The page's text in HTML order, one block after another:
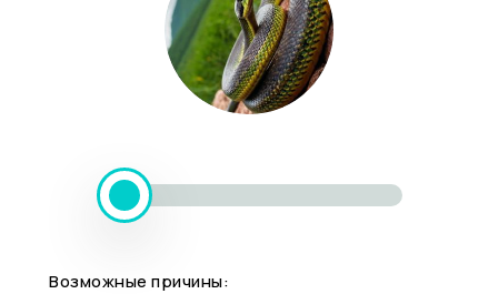
Возможные причины: